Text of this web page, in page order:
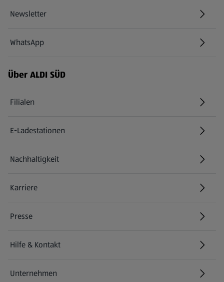
Newsletter
WhatsApp
Über ALDI SÜD
Filialen
E-Ladestationen
Nachhaltigkeit
Karriere
Presse
Hilfe & Kontakt
(öffnet in einem neuen Tab)
Unternehmen